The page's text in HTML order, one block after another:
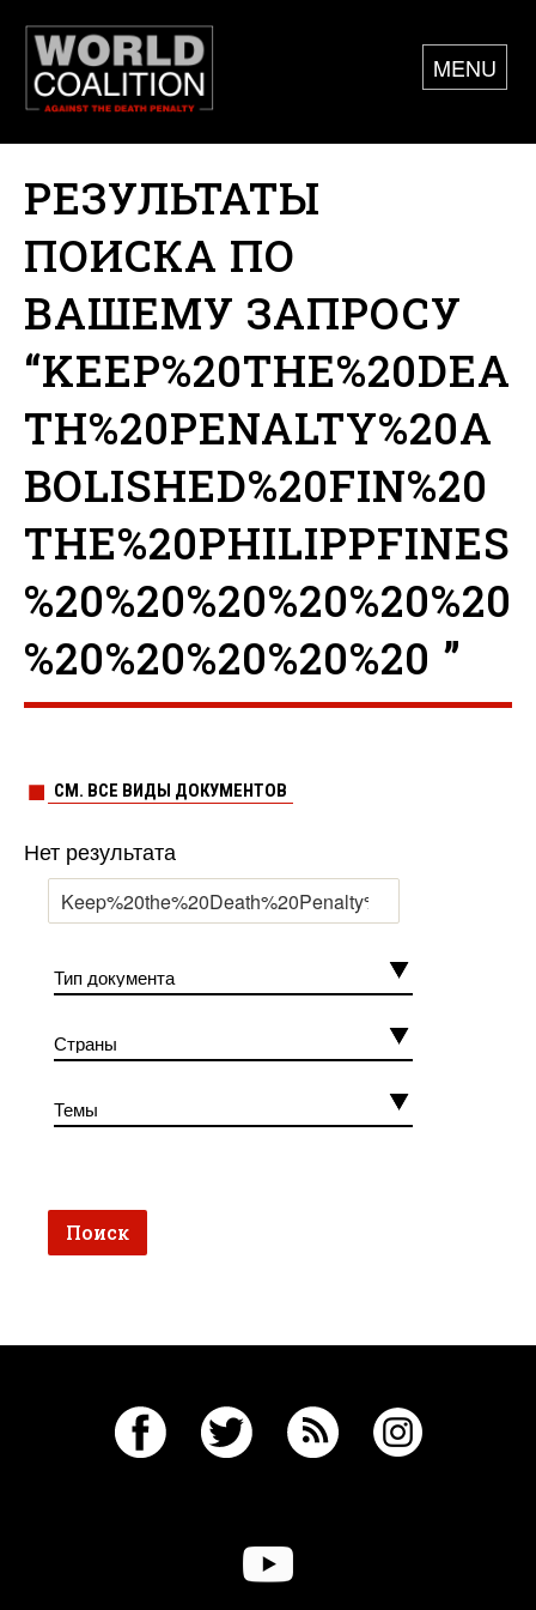
MENU
РЕЗУЛЬТАТЫ
ПОИСКА ПО
ВАШЕМУ ЗАПРОСУ
“KEEP%20THE%20DEA
TH%20PENALTY%20A
BOLISHED%20FIN%20
THE%20PHILIPPFINES
%20%20%20%20%20%20
%20%20%20%20%20 ”
СМ. ВСЕ ВИДЫ ДОКУМЕНТОВ
Нет результата